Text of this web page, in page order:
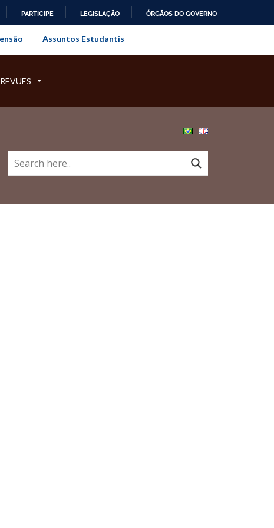
PARTICIPE LEGISLAÇÃO ÓRGÃOS DO GOVERNO
do Rio de Janeiro
Assuntos Estudantis
REVUES